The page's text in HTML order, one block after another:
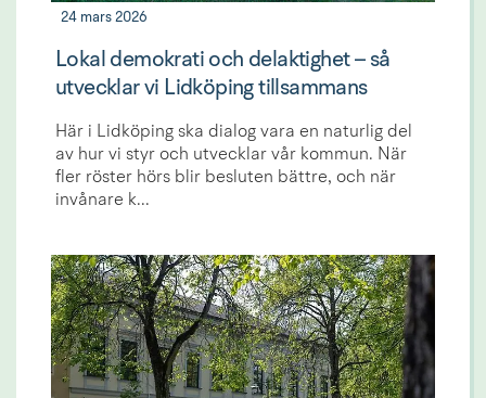
24 mars 2026
Lokal demokrati och delaktighet – så
utvecklar vi Lidköping tillsammans
Här i Lidköping ska dialog vara en naturlig del
av hur vi styr och utvecklar vår kommun. När
fler röster hörs blir besluten bättre, och när
invånare k...